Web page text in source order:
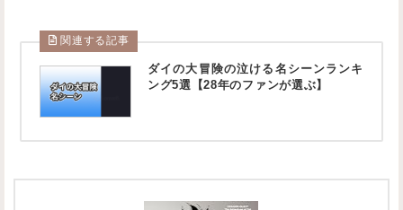
関連する記事
ダイの大冒険の泣ける名シーンランキ
ング5選【28年のファンが選ぶ】